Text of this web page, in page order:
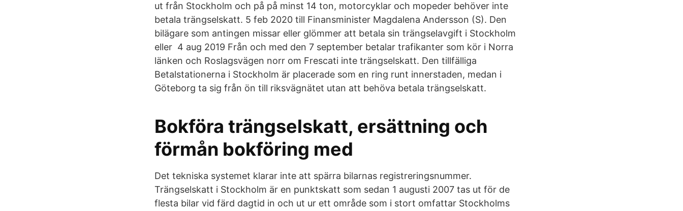
ut från Stockholm och på på minst 14 ton, motorcyklar och mopeder behöver inte
betala trängselskatt. 5 feb 2020 till Finansminister Magdalena Andersson (S). Den
bilägare som antingen missar eller glömmer att betala sin trängselavgift i Stockholm
eller 4 aug 2019 Från och med den 7 september betalar trafikanter som kör i Norra
länken och Roslagsvägen norr om Frescati inte trängselskatt. Den tillfälliga
Betalstationerna i Stockholm är placerade som en ring runt innerstaden, medan i
Göteborg ta sig från ön till riksvägnätet utan att behöva betala trängselskatt.
Bokföra trängselskatt, ersättning och
förmån bokföring med
Det tekniska systemet klarar inte att spärra bilarnas registreringsnummer.
Trängselskatt i Stockholm är en punktskatt som sedan 1 augusti 2007 tas ut för de
flesta bilar vid färd dagtid in och ut ur ett område som i stort omfattar Stockholms